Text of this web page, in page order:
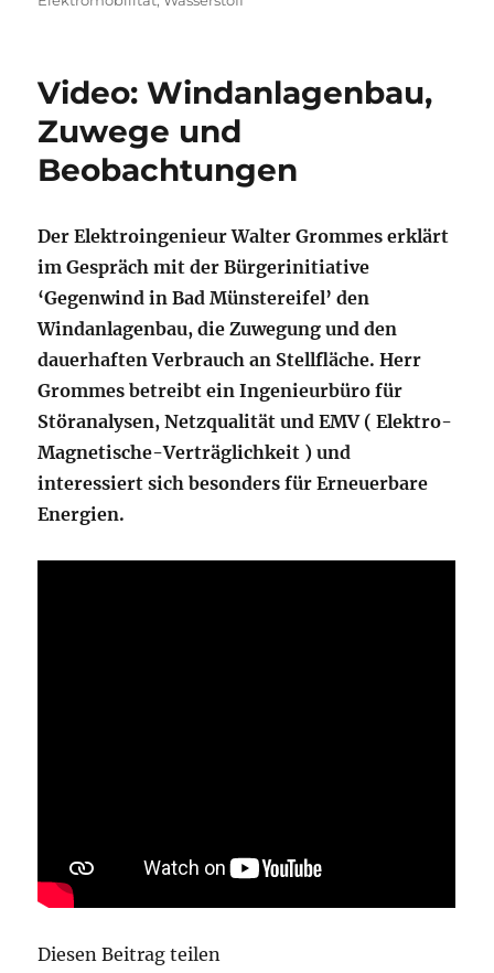
Video: Windanlagenbau,
Zuwege und
Beobachtungen
Der Elektroingenieur Walter Grommes erklärt
im Gespräch mit der Bürgerinitiative
‘Gegenwind in Bad Münstereifel’ den
Windanlagenbau, die Zuwegung und den
dauerhaften Verbrauch an Stellfläche. Herr
Grommes betreibt ein Ingenieurbüro für
Störanalysen, Netzqualität und EMV ( Elektro-
Magnetische-Verträglichkeit ) und
interessiert sich besonders für Erneuerbare
Energien.
Diesen Beitrag teilen